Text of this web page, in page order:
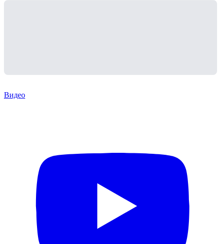
Видео